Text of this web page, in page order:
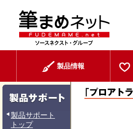
製品情報
製品サポート
トップ